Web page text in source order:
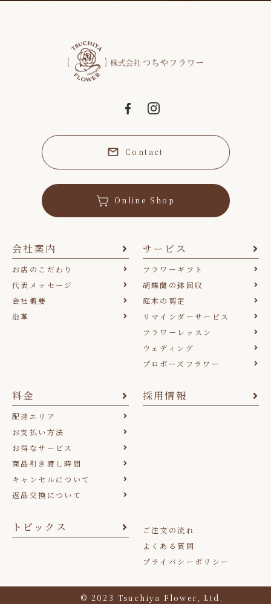
Contact
Online Shop
会社案内
お店のこだわり
代表メッセージ
会社概要
沿革
サービス
フラワーギフト
胡蝶蘭の鉢回収
庭木の剪定
リマインダーサービス
フラワーレッスン
ウェディング
プロポーズフラワー
料金
配達エリア
お支払い方法
お得なサービス
商品引き渡し時間
キャンセルについて
返品交換について
採用情報
トピックス
ご注文の流れ
よくある質問
プライバシーポリシー
© 2023 Tsuchiya Flower, Ltd.